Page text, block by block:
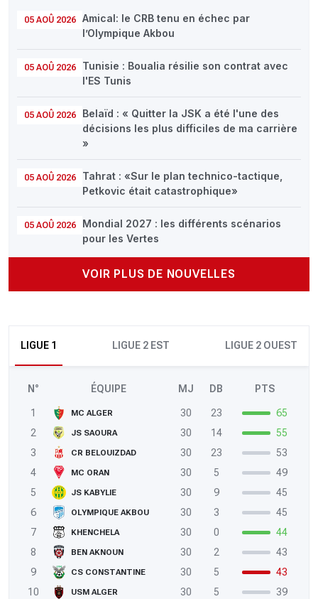
05 AOÛ 2026
Amical: le CRB tenu en échec par
l’Olympique Akbou
05 AOÛ 2026
Tunisie : Boualia résilie son contrat avec
l'ES Tunis
05 AOÛ 2026
Belaïd : « Quitter la JSK a été l'une des
décisions les plus difficiles de ma carrière
»
05 AOÛ 2026
Tahrat : «Sur le plan technico-tactique,
Petkovic était catastrophique»
05 AOÛ 2026
Mondial 2027 : les différents scénarios
pour les Vertes
VOIR PLUS DE NOUVELLES
LIGUE 1 LIGUE 2 EST LIGUE 2 OUEST
N° ÉQUIPE MJ DB PTS
1 MC ALGER 30 23
65
2
JS SAOURA 30 14
55
3
CR BELOUIZDAD 30 23
53
4
MC ORAN 30 5
49
5
JS KABYLIE 30 9
45
6
OLYMPIQUE AKBOU 30 3
45
7
KHENCHELA 30 0
44
8
BEN AKNOUN 30 2
43
9
CS CONSTANTINE 30 5
43
10
USM ALGER 30 5
39